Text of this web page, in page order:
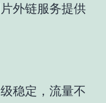
外链服务提供
稳定，流量不